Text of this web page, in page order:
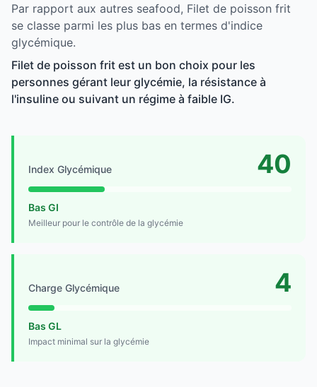
Par rapport aux autres seafood, Filet de poisson frit
se classe parmi les plus bas en termes d'indice
glycémique.
Filet de poisson frit est un bon choix pour les
personnes gérant leur glycémie, la résistance à
l'insuline ou suivant un régime à faible IG.
Index Glycémique 40
Bas GI
Meilleur pour le contrôle de la glycémie
Charge Glycémique 4
Bas GL
Impact minimal sur la glycémie